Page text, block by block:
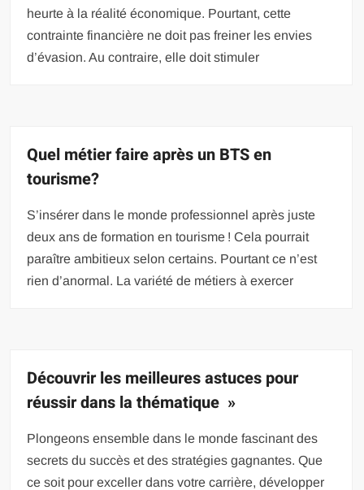
heurte à la réalité économique. Pourtant, cette
contrainte financière ne doit pas freiner les envies
d’évasion. Au contraire, elle doit stimuler
Quel métier faire après un BTS en
tourisme?
S’insérer dans le monde professionnel après juste
deux ans de formation en tourisme ! Cela pourrait
paraître ambitieux selon certains. Pourtant ce n’est
rien d’anormal. La variété de métiers à exercer
Découvrir les meilleures astuces pour
réussir dans la thématique »
Plongeons ensemble dans le monde fascinant des
secrets du succès et des stratégies gagnantes. Que
ce soit pour exceller dans votre carrière, développer